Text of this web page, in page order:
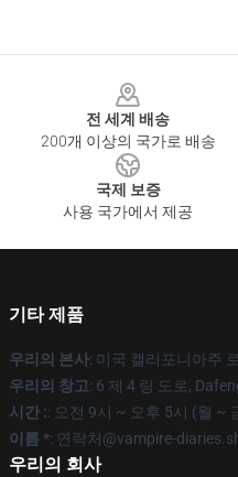
전 세계 배송
200개 이상의 국가로 배송
국제 보증
사용 국가에서 제공
기타 제품
우리의 본사: 미국 캘리포니아주
우리의 창고: 6 제 4 링 도로,
시간 :: 오전 9시 ~ 오후 5시 (월 ~
이름 *: 연락처@vampire-
우리의 회사